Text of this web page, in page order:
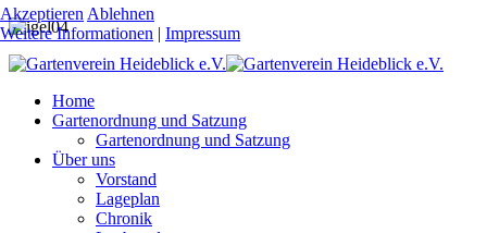
Home
Gartenordnung und Satzung
Gartenordnung und Satzung
Über uns
Vorstand
Lageplan
Chronik
Akzeptieren Ablehnen
Weitere Informationen | Impressum